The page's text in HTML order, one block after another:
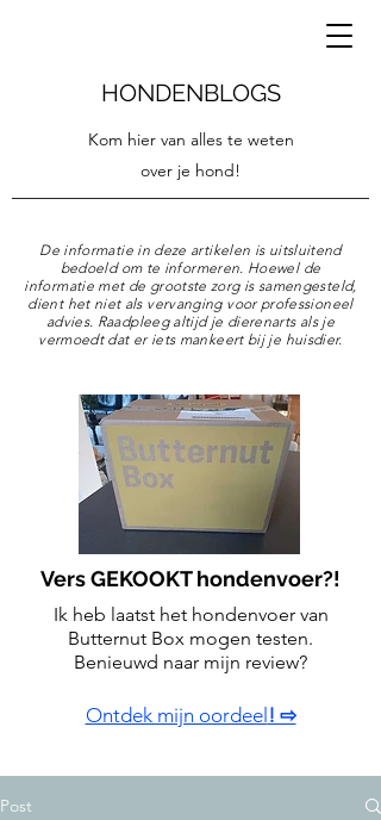
HONDENBLOGS
Kom hier van alles te weten
over je hond!
De informatie in deze artikelen is uitsluitend
bedoeld om te informeren. Hoewel de
informatie met de grootste zorg is samengesteld,
dient het niet als vervanging voor professioneel
advies. Raadpleeg altijd je dierenarts als je
vermoedt dat er iets mankeert bij je huisdier.
Vers GEKOOKT hondenvoer?!
Ik heb laatst het hondenvoer van
Butternut Box mogen testen.
Benieuwd naar mijn review?
Ontdek mijn oordeel ! ⇨
Post